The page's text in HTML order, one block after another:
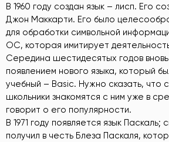
В 1960 году создан язык – лисп. Его
Джон Маккарти. Его было
для обработки символьной
ОС, которая имитирует
Середина шестидесятых годов
появлением нового языка, который
учебный – Basic. Нужно сказать, что
школьники знакомятся с ним уже в
говорит о его популярности.
В 1971 году появляется язык Паскаль;
получил в честь Блеза Паскаля,